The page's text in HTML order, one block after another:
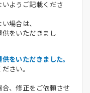
ようご記載くださ
場合は、
をいただきまし
をいただきました。
さい。
、修正をご依頼させ